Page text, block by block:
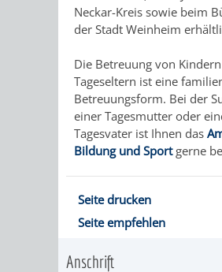
/
Neckar-Kreis sowie beim
der Stadt Weinheim
Die Betreuung von
Tageseltern ist eine
Betreuungsform. Bei der
einer Tagesmutter oder
Tagesvater ist Ihnen das
Bildung und Sportgerne
Seite drucken
Seite empfehlen
Anschrift